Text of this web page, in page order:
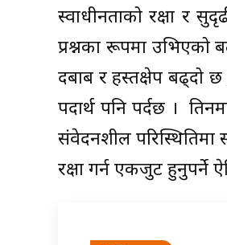
स्वाधीनताको रक्षा र
प्रश्नका रूपमा उभिएको
दबाब र हस्तक्षेप बढ्दो
पदार्थ पनि पर्दछ ।
संवेदनशील परिस्थितिमा
रक्षा गर्न एकजुट हुनुपर्ने